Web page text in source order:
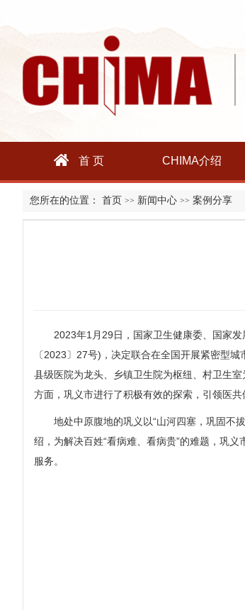
首 页 CHIMA介绍
您所在的位置： 首页 >> 新闻中心 >> 案例分享
2023年1月29日，国家卫生健康委、国家发
〔2023〕27号)，决定联合在全国开展紧密型
县级医院为龙头、乡镇卫生院为枢纽、村卫生
方面，巩义市进行了积极有效的探索，引领医共
地处中原腹地的巩义以“山河四塞，巩固不拔
绍，为解决百姓“看病难、看病贵”的难题，巩
服务。